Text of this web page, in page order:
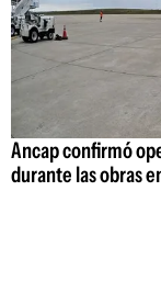
Ancap confirmó
durante las obras